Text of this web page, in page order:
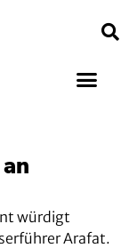
würdigt
Arafat.